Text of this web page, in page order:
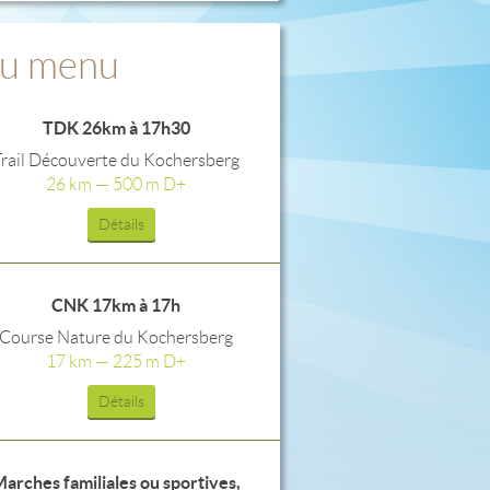
menu
TDK 26km à 17h30
Découverte du Kochersberg
26 km — 500 m D+
Détails
CNK 17km à 17h
Course Nature du Kochersberg
17 km — 225 m D+
Détails
familiales ou sportives,